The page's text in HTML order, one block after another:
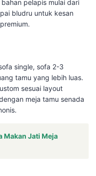
pelapis mulai dari
bludru untuk kesan
single, sofa 2-3
tamu yang lebih luas.
sesuai layout
meja tamu senada
Makan Jati Meja